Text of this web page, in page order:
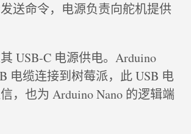
送命令，电源负责向舵机提供
USB-C 电源供电。Arduino
电缆连接到树莓派，此 USB 电
，也为 Arduino Nano 的逻辑端